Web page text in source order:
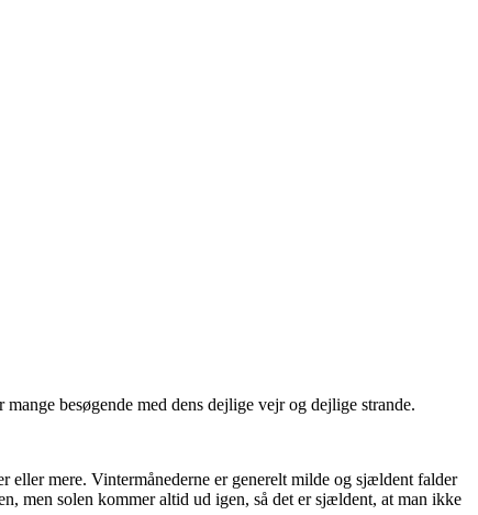
besøgende med dens dejlige vejr og dejlige strande.
eller mere. Vintermånederne er generelt milde og sjældent falder
men solen kommer altid ud igen, så det er sjældent, at man ikke